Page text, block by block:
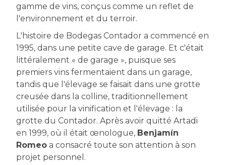
gamme de vins, conçus comme un reflet de
l'environnement et du terroir.
L'histoire de Bodegas Contador a commencé en
1995, dans une petite cave de garage. Et c'était
littéralement « de garage », puisque ses
premiers vins fermentaient dans un garage,
tandis que l'élevage se faisait dans une grotte
creusée dans la colline, traditionnellement
utilisée pour la vinification et l'élevage : la
grotte du Contador. Après avoir quitté Artadi
en 1999, où il était œnologue, Benjamín
Romeo a consacré toute son attention à son
projet personnel.